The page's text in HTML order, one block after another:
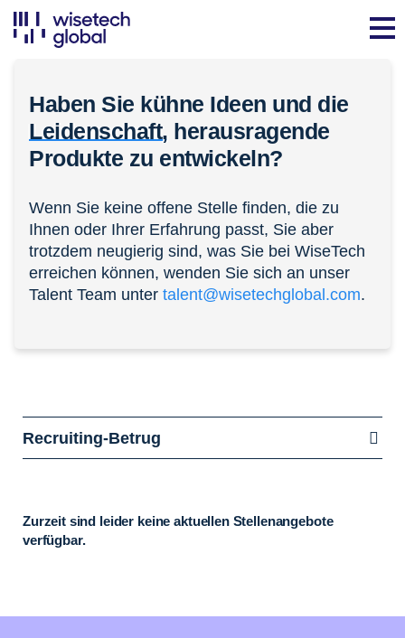
Haben Sie kühne Ideen und die
Leidenschaft, herausragende
Produkte zu entwickeln?
Wenn Sie keine offene Stelle finden, die zu
Ihnen oder Ihrer Erfahrung passt, Sie aber
trotzdem neugierig sind, was Sie bei WiseTech
erreichen können, wenden Sie sich an unser
Talent Team unter talent@wisetechglobal.com.
Recruiting-Betrug
Zurzeit sind leider keine aktuellen Stellenangebote
verfügbar.